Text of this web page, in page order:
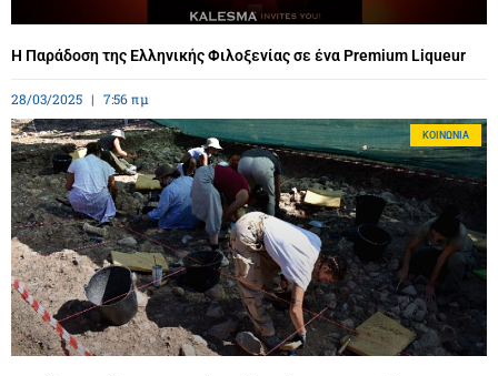
Η Παράδοση της Ελληνικής Φιλοξενίας σε ένα Premium Liqueur
28/03/2025 7:56 πμ
ΚΟΙΝΩΝΊΑ